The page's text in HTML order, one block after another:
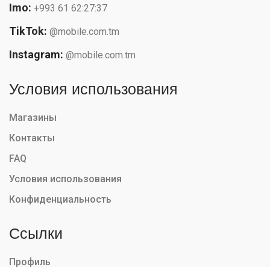
Imo: +993 61 62:27:37
TikTok: @mobile.com.tm
Instagram: @mobile.com.tm
Условия использования
Магазины
Контакты
FAQ
Условия использования
Конфиденциальность
Ссылки
Профиль